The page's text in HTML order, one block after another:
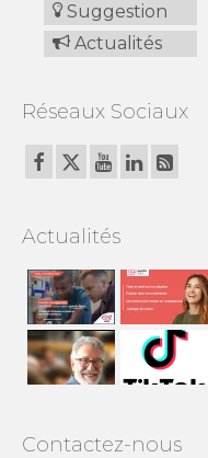
Suggestion
Actualités
Réseaux Sociaux
Actualités
Contactez-nous